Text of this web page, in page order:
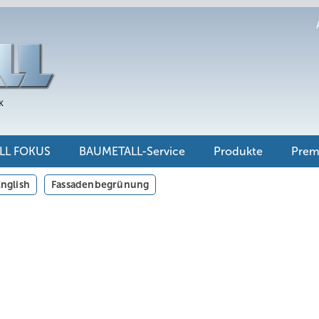
FOKUS BAUMETALL-Service Produkte
Fassadenbegrünung